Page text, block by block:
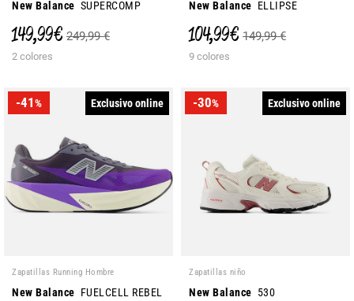
New Balance SUPERCOMP
149,99 € 249,99 €
2 colores
New Balance ELLIPSE
104,99 € 149,99 €
9 colores
-41% Exclusivo online
Zapatillas Running Hombre
New Balance FUELCELL REBEL
-30% Exclusivo online
Zapatillas niño
New Balance 530